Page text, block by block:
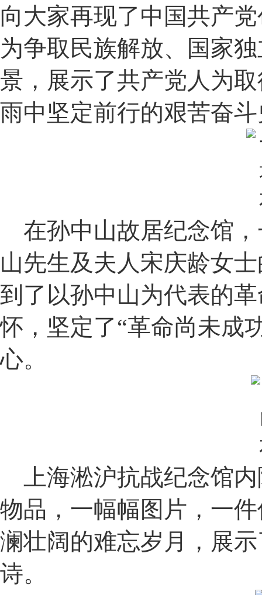
向大家再现了中国共产
为争取民族解放、国家
景，展示了共产党人为
雨中坚定前行的艰苦奋
在孙中山故居纪念馆
山先生及夫人宋庆龄女
到了以孙中山为代表的
怀，坚定了“革命尚未成
心。
上海淞沪抗战纪念馆
物品，一幅幅图片，一
澜壮阔的难忘岁月，展
诗。